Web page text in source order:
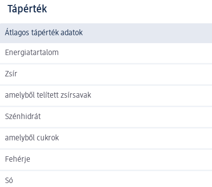
Tápérték
Átlagos tápérték adatok
Energiatartalom
Zsír
amelyből telített zsírsavak
Szénhidrát
amelyből cukrok
Fehérje
Só